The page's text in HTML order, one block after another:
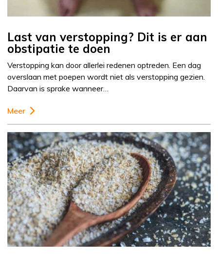
Last van verstopping? Dit is er aan
obstipatie te doen
Verstopping kan door allerlei redenen optreden. Een dag
overslaan met poepen wordt niet als verstopping gezien.
Daarvan is sprake wanneer…
Meer